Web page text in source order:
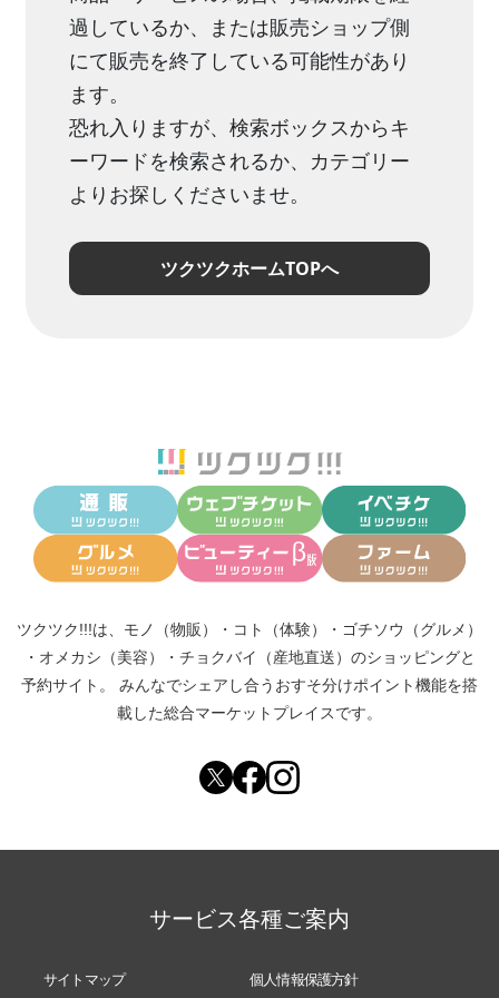
過しているか、または販売ショップ側
にて販売を終了している可能性があり
ます。
恐れ入りますが、検索ボックスからキ
ーワードを検索されるか、カテゴリー
よりお探しくださいませ。
ツクツクホームTOPへ
ツクツク!!!は、 モノ（物販） ・ コト（体験） ・ ゴチソウ（グルメ）
・ オメカシ（美容） ・ チョクバイ（産地直送） のショッピングと
予約サイト。
みんなでシェアし合う おすそ分けポイント機能を搭
載した総合マーケットプレイスです。
サービス各種ご案内
サイトマップ 個人情報保護方針